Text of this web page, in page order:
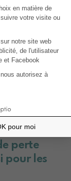
SNPC de
le
cette Pause
pour
perte
pour les